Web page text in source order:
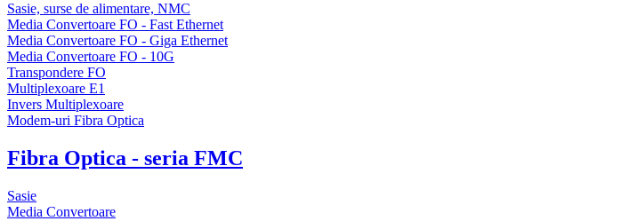
Sasie, surse de alimentare, NMC
Media Convertoare FO - Fast Ethernet
Media Convertoare FO - Giga Ethernet
Media Convertoare FO - 10G
Transpondere FO
Multiplexoare E1
Invers Multiplexoare
Modem-uri Fibra Optica
Fibra Optica - seria FMC
Sasie
Media Convertoare